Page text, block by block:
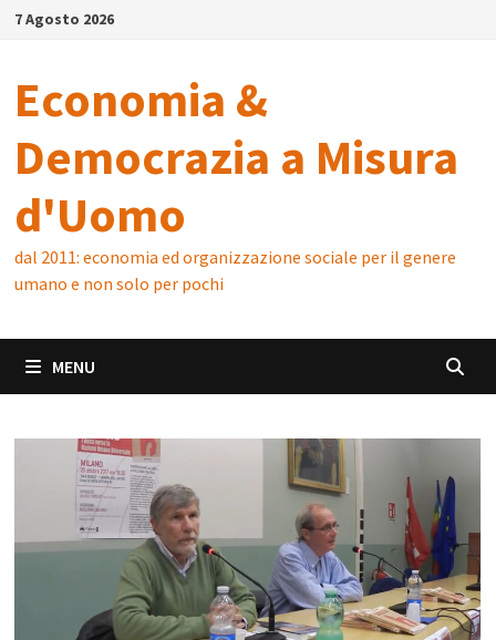
Skip7 Agosto 2026
Economia &
Democrazia a Misura
d'Uomo
dal 2011: economia ed organizzazione sociale per il genere
umano e non solo per pochi
MENU